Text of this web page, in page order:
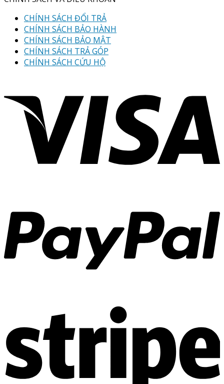
CHÍNH SÁCH ĐỔI TRẢ
CHÍNH SÁCH BẢO HÀNH
CHÍNH SÁCH BẢO MẬT
CHÍNH SÁCH TRẢ GÓP
CHÍNH SÁCH CỨU HỘ